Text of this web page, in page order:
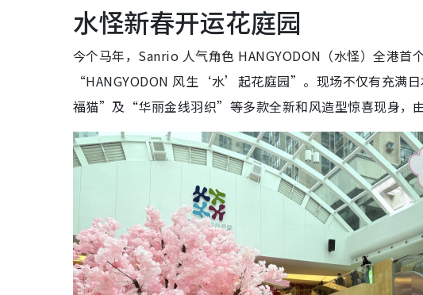
水怪新春开运花庭园
今个马年，Sanrio 人气角色 HANGYODON（水怪）全港首
“HANGYODON 风生‘水’起花庭园”。现场不仅有充满
福猫”及“华丽金线羽织”等多款全新和风造型惊喜现身，